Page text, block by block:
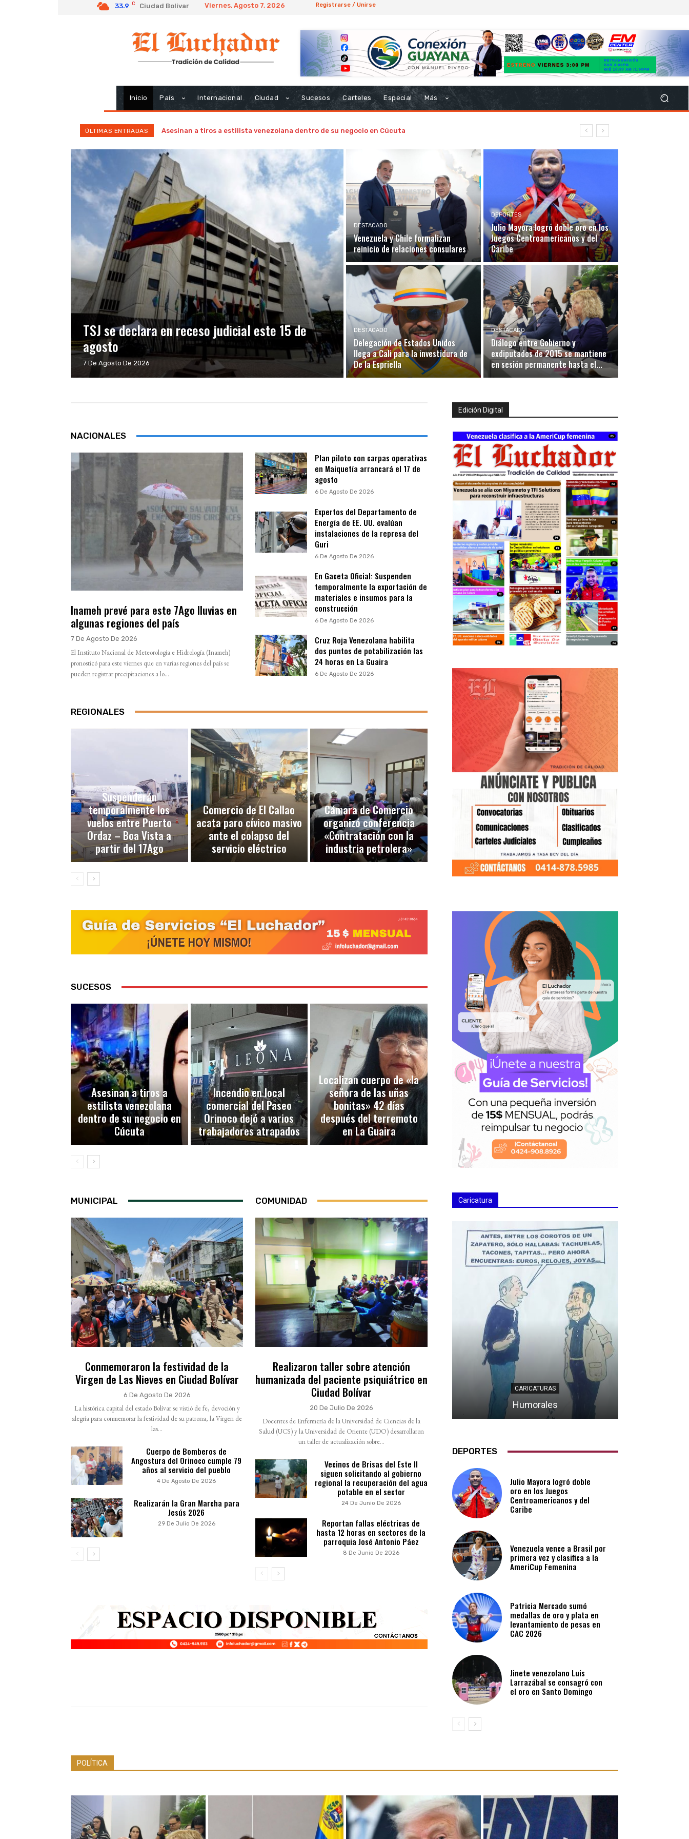
33.9 C Ciudad Bolivar Viernes, Agosto 7, 2026 Registrarse / Unirse
Inicio País Internacional Ciudad Sucesos Carteles Especial Más
ÚLTIMAS ENTRADAS Asesinan a tiros a estilista venezolana dentro de su negocio en Cúcuta
TSJ se declara en receso judicial este 15 de
agosto
7 De Agosto De 2026
DESTACADO
Venezuela y Chile formalizan
reinicio de relaciones consulares
DEPORTES
Julio Mayora logró doble oro en los
Juegos Centroamericanos y del
Caribe
DESTACADO
Delegación de Estados Unidos
llega a Cali para la investidura de
De la Espriella
DESTACADO
Diálogo entre Gobierno y
exdiputados de 2015 se mantiene
en sesión permanente hasta el...
NACIONALES
Inameh prevé para este 7Ago lluvias en
algunas regiones del país
7 De Agosto De 2026
El Instituto Nacional de Meteorología e Hidrología (Inameh)
pronosticó para este viernes que en varias regiones del país se
pueden registrar precipitaciones a lo...
Plan piloto con carpas operativas
en Maiquetía arrancará el 17 de
agosto
6 De Agosto De 2026
Expertos del Departamento de
Energía de EE. UU. evalúan
instalaciones de la represa del
Guri
6 De Agosto De 2026
En Gaceta Oficial: Suspenden
temporalmente la exportación de
materiales e insumos para la
construcción
6 De Agosto De 2026
Cruz Roja Venezolana habilita
dos puntos de potabilización las
24 horas en La Guaira
6 De Agosto De 2026
REGIONALES
Suspenderán
temporalmente los
vuelos entre Puerto
Ordaz – Boa Vista a
partir del 17Ago
Comercio de El Callao
acata paro cívico masivo
ante el colapso del
servicio eléctrico
Cámara de Comercio
organizó conferencia
«Contratación con la
industria petrolera»
SUCESOS
Asesinan a tiros a
estilista venezolana
dentro de su negocio en
Cúcuta
Incendio en local
comercial del Paseo
Orinoco dejó a varios
trabajadores atrapados
Localizan cuerpo de «la
señora de las uñas
bonitas» 42 días
después del terremoto
en La Guaira
MUNICIPAL
Conmemoraron la festividad de la
Virgen de Las Nieves en Ciudad Bolívar
6 De Agosto De 2026
La histórica capital del estado Bolívar se vistió de fe, devoción y
alegría para conmemorar la festividad de su patrona, la Virgen de
las...
Cuerpo de Bomberos de
Angostura del Orinoco cumple 79
años al servicio del pueblo
4 De Agosto De 2026
Realizarán la Gran Marcha para
Jesús 2026
29 De Julio De 2026
COMUNIDAD
Realizaron taller sobre atención
humanizada del paciente psiquiátrico en
Ciudad Bolívar
20 De Julio De 2026
Docentes de Enfermería de la Universidad de Ciencias de la
Salud (UCS) y la Universidad de Oriente (UDO) desarrollaron
un taller de actualización sobre...
Vecinos de Brisas del Este II
siguen solicitando al gobierno
regional la recuperación del agua
potable en el sector
24 De Junio De 2026
Reportan fallas eléctricas de
hasta 12 horas en sectores de la
parroquia José Antonio Páez
8 De Junio De 2026
Edición Digital
Caricatura
CARICATURAS
Humorales
DEPORTES
Julio Mayora logró doble
oro en los Juegos
Centroamericanos y del
Caribe
Venezuela vence a Brasil por
primera vez y clasifica a la
AmeriCup Femenina​
Patricia Mercado sumó
medallas de oro y plata en
levantamiento de pesas en
CAC 2026
Jinete venezolano Luis
Larrazábal se consagró con
el oro en Santo Domingo
POLÍTICA